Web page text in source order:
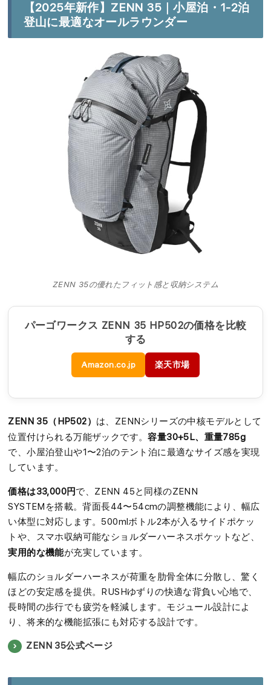
【2025年新作】ZENN 35｜小屋泊・1-2泊
登山に最適なオールラウンダー
ZENN 35の優れたフィット感と収納システム
パーゴワークス ZENN 35 HP502の価格を比較
する
Amazon.co.jp 楽天市場
ZENN 35（HP502） は、ZENNシリーズの中核モデルとして
位置付けられる万能ザックです。容量30+5L、重量785g
で、小屋泊登山や1〜2泊のテント泊に最適なサイズ感を実現
しています。
価格は33,000円で、ZENN 45と同様のZENN
SYSTEMを搭載。背面長44〜54cmの調整機能により、幅広
い体型に対応します。500mlボトル2本が入るサイドポケッ
トや、スマホ収納可能なショルダーハーネスポケットなど、
実用的な機能が充実しています。
幅広のショルダーハーネスが荷重を肋骨全体に分散し、驚く
ほどの安定感を提供。RUSHゆずりの快適な背負い心地で、
長時間の歩行でも疲労を軽減します。モジュール設計によ
り、将来的な機能拡張にも対応する設計です。
ZENN 35公式ページ